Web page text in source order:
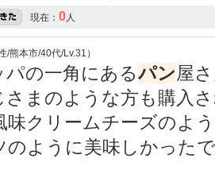
現在： 0人
/熊本市/40代/Lv.31）
パの一角にあるパン屋
さまのような方も購入
味クリームチーズのよ
のように美味しかった